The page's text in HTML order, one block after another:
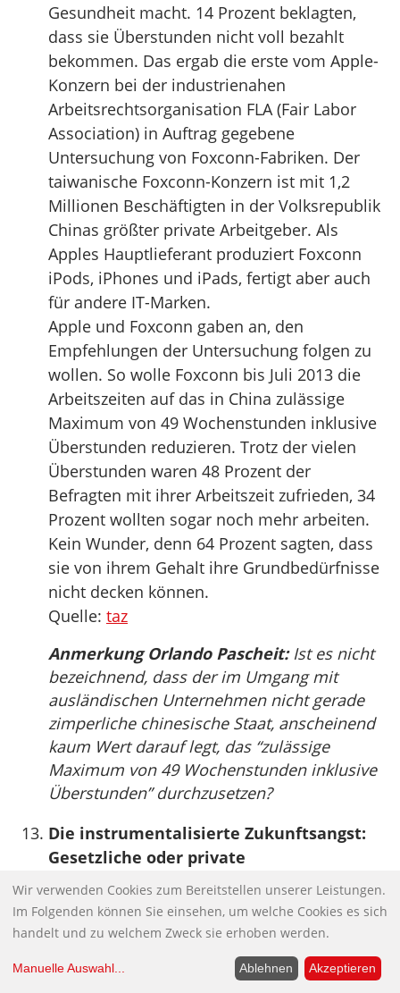
Gesundheit macht. 14 Prozent beklagten,
dass sie Überstunden nicht voll bezahlt
bekommen. Das ergab die erste vom Apple-
Konzern bei der industrienahen
Arbeitsrechtsorganisation FLA (Fair Labor
Association) in Auftrag gegebene
Untersuchung von Foxconn-Fabriken. Der
taiwanische Foxconn-Konzern ist mit 1,2
Millionen Beschäftigten in der Volksrepublik
Chinas größter private Arbeitgeber. Als
Apples Hauptlieferant produziert Foxconn
iPods, iPhones und iPads, fertigt aber auch
für andere IT-Marken.
Apple und Foxconn gaben an, den
Empfehlungen der Untersuchung folgen zu
wollen. So wolle Foxconn bis Juli 2013 die
Arbeitszeiten auf das in China zulässige
Maximum von 49 Wochenstunden inklusive
Überstunden reduzieren. Trotz der vielen
Überstunden waren 48 Prozent der
Befragten mit ihrer Arbeitszeit zufrieden, 34
Prozent wollten sogar noch mehr arbeiten.
Kein Wunder, denn 64 Prozent sagten, dass
sie von ihrem Gehalt ihre Grundbedürfnisse
nicht decken können.
Quelle: taz
Anmerkung Orlando Pascheit:Ist es nicht
bezeichnend, dass der im Umgang mit
ausländischen Unternehmen nicht gerade
zimperliche chinesische Staat, anscheinend
kaum Wert darauf legt, das “zulässige
Maximum von 49 Wochenstunden inklusive
Überstunden” durchzusetzen?
Die instrumentalisierte Zukunftsangst:
Gesetzliche oder private
Rentenversicherung, wer hat den
Nutzen?
Müssen wir die demographische
Entwicklung wirklich fürchten?
Warum wird seit der Jahrtausendwende so
Wir verwenden Cookies zum Bereitstellen unserer Leistungen.
Im Folgenden können Sie einsehen, um welche Cookies es sich
handelt und zu welchem Zweck sie erhoben werden.
Manuelle Auswahl... Ablehnen Akzeptieren